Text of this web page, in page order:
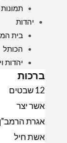
יהדות
בית
הכותל
יהדות
ברכות
12 שבטים
אשר יצר
אגרת הרמב"ן
אשת חיל